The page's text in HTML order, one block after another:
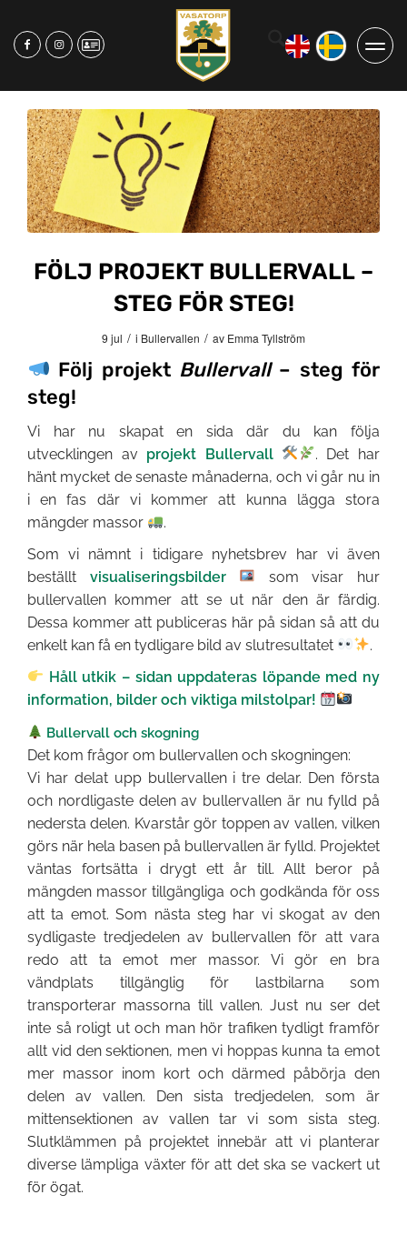
FÖLJ PROJEKT BULLERVALL –
STEG FÖR STEG!
9 jul / i Bullervallen / av Emma Tyllström
Följ projekt Bullervall– steg för
steg!
Vi har nu skapat en sida där du kan följa
utvecklingen av projekt Bullervall
. Det har
hänt mycket de senaste månaderna, och vi går nu in
i en fas där vi kommer att kunna lägga stora
mängder massor
.
Som vi nämnt i tidigare nyhetsbrev har vi även
beställt visualiseringsbilder
som visar hur
bullervallen kommer att se ut när den är färdig.
Dessa kommer att publiceras här på sidan så att du
enkelt kan få en tydligare bild av slutresultatet
.
Håll utkik – sidan uppdateras löpande med ny
information, bilder och viktiga milstolpar!
Bullervall och skogning
Det kom frågor om bullervallen och skogningen:
Vi har delat upp bullervallen i tre delar. Den första
och nordligaste delen av bullervallen är nu fylld på
nedersta delen. Kvarstår gör toppen av vallen, vilken
görs när hela basen på bullervallen är fylld. Projektet
väntas fortsätta i drygt ett år till. Allt beror på
mängden massor tillgängliga och godkända för oss
att ta emot. Som nästa steg har vi skogat av den
sydligaste tredjedelen av bullervallen för att vara
redo att ta emot mer massor. Vi gör en bra
vändplats tillgänglig för lastbilarna som
transporterar massorna till vallen. Just nu ser det
inte så roligt ut och man hör trafiken tydligt framför
allt vid den sektionen, men vi hoppas kunna ta emot
mer massor inom kort och därmed påbörja den
delen av vallen. Den sista tredjedelen, som är
mittensektionen av vallen tar vi som sista steg.
Slutklämmen på projektet innebär att vi planterar
diverse lämpliga växter för att det ska se vackert ut
för ögat.